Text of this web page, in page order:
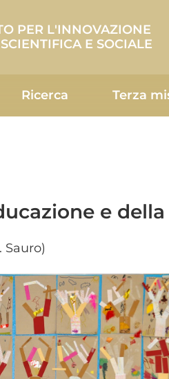
PER L'INNOVAZIONE
E SOCIALE
Ricerca Terza
e
Sauro)